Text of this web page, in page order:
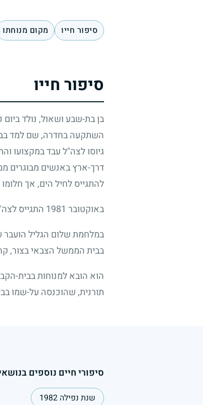
סיפור חייו מקום מנוחתו
סיפור חייו
בן בת-שבע ושאול, נולד
השתקעה בחדרה, שם למד
גיוסו לצה"ל עבד במקצועו
דרך-ארץ באנשים מבוגרים
להתגייס לחיל הים, אך
באוקטובר 1981 התגייס
במלחמת שלום הגליל הועבר
בבית הממשל הצבאי בצור,
הוא הובא למנוחות בבית-
תורנית, שהוכנסה על-שמו
סיפורי חיים נוספים
שנת נפילה 1982